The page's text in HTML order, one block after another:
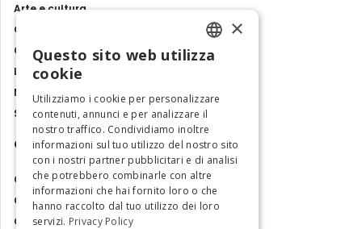
Arte e cultura
Cibo e sapori
Cosa fare in Italia
Luoghi e Itinerari
Mostre, eventi e spettacoli
Storie e tradizioni
Contatti
Chi siamo
Collabora con noi
Contatti
ENGLISH
ITALIAN
×
Questo sito web utilizza
cookie
Utilizziamo i cookie per personalizzare
contenuti, annunci e per analizzare il
nostro traffico. Condividiamo inoltre
informazioni sul tuo utilizzo del nostro sito
con i nostri partner pubblicitari e di analisi
che potrebbero combinarle con altre
informazioni che hai fornito loro o che
hanno raccolto dal tuo utilizzo dei loro
servizi. Privacy Policy